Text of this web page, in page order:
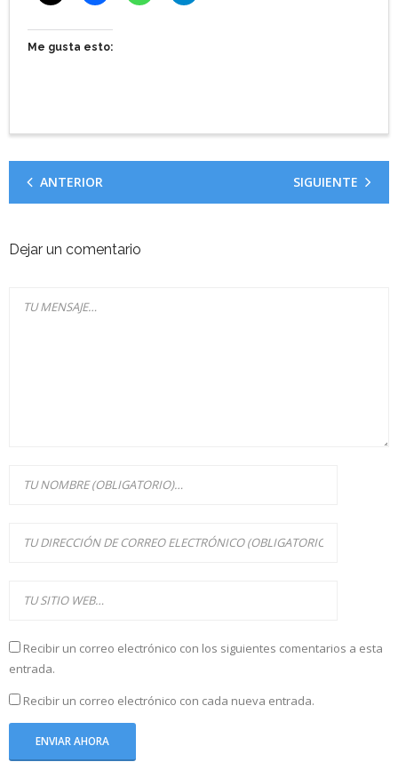
Me gusta esto:
ANTERIOR SIGUIENTE
Dejar un comentario
Recibir un correo electrónico con los siguientes comentarios a esta
entrada.
Recibir un correo electrónico con cada nueva entrada.